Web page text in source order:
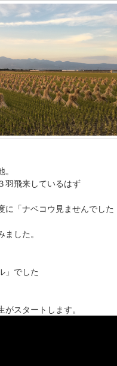
羽飛来しているはず
に「ナベコウ見ませんでした
した。
」でした
スタートします。